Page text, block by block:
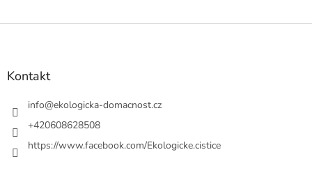
Z
Kontakt
info@ekologicka-domacnost.cz
+420608628508
https://www.facebook.com/Ekologicke.cistice